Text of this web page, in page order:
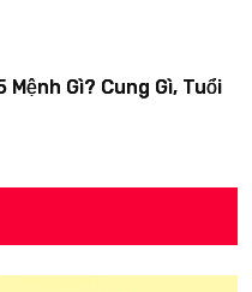
Mệnh Gì? Cung Gì, Tuổi